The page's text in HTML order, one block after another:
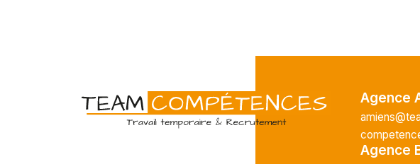
une équipe déjà en place dans une structure majeur...
Agence
Agence